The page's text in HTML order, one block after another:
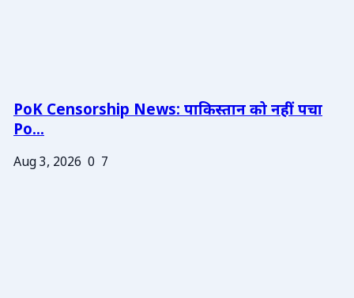
PoK Censorship News: पाकिस्तान को नहीं पचा
Po...
Aug 3, 2026 0 7